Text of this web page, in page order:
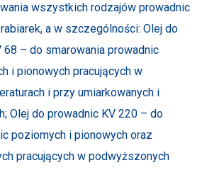
wszystkich rodzajów prowadnic
a w szczególności: Olej do
68 – do smarowania prowadnic
i pionowych pracujących w
i przy umiarkowanych i
Olej do prowadnic KV 220 – do
poziomych i pionowych oraz
pracujących w podwyższonych